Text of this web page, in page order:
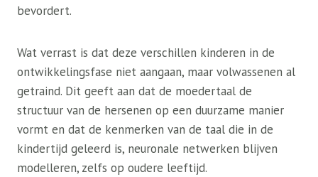
bevordert.
Wat verrast is dat deze verschillen kinderen in de
ontwikkelingsfase niet aangaan, maar volwassenen al
getraind. Dit geeft aan dat de moedertaal de
structuur van de hersenen op een duurzame manier
vormt en dat de kenmerken van de taal die in de
kindertijd geleerd is, neuronale netwerken blijven
modelleren, zelfs op oudere leeftijd.